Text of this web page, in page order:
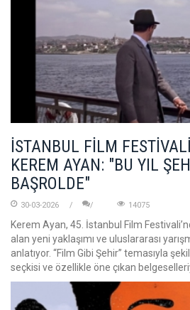
İSTANBUL FİLM
KEREM AYAN: "BU YIL
BAŞROLDE"
30-03-2026 14075
Kerem Ayan, 45. İstanbul Film
alan yeni yaklaşımı ve uluslararası
anlatıyor. “Film Gibi Şehir” temasıyla
seçkisi ve özellikle öne çıkan